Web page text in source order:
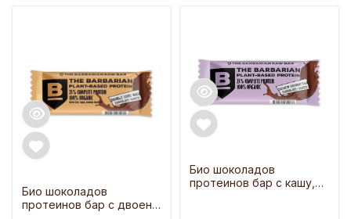
Био шоколадов
протеинов бар с двоен
Био шоколадов
протеинов бар с кашу,